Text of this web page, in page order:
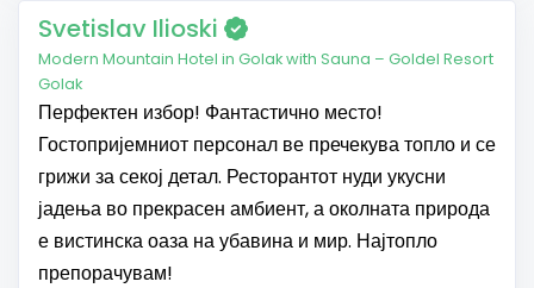
Svetislav Ilioski
Modern Mountain Hotel in Golak with Sauna – Goldel Resort
Golak
Перфектен избор! Фантастично место!
Гостопријемниот персонал ве пречекува топло и се
грижи за секој детал. Ресторантот нуди укусни
јадења во прекрасен амбиент, а околната природа
е вистинска оаза на убавина и мир. Најтопло
препорачувам!